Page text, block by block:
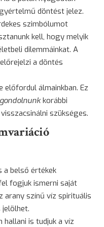
döntést jelez.
szimbólumot
kell, hogy melyik
dilemmáinkat. A
a döntés
álmainkban. Ez
korábbi
szükséges.
a belső értékek
fogjuk ismerni saját
arany színű víz spirituális
hallani is tudjuk a víz